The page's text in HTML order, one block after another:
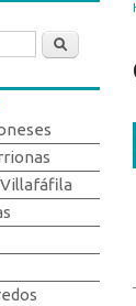
Search
Villafáfila